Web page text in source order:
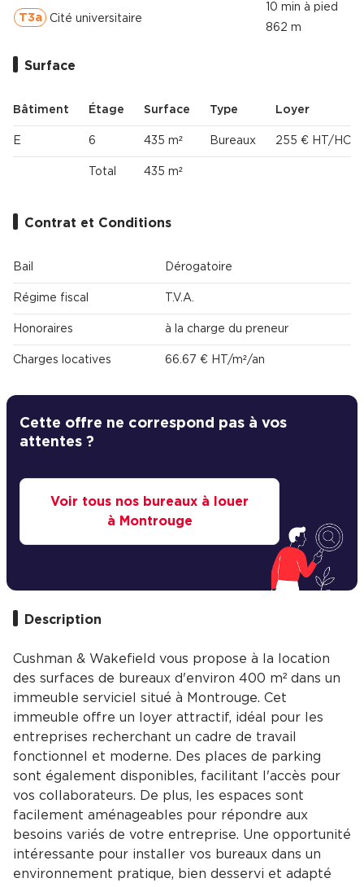
T3a Cité universitaire
10 min à pied
862 m
Surface
Bâtiment Étage Surface Type Loyer
E 6 435 m² Bureaux 255 € HT/HC/
Total 435 m²
Contrat et Conditions
Bail Dérogatoire
Régime fiscal T.V.A.
Honoraires à la charge du preneur
Charges locatives 66.67 € HT/m²/an
Cette offre ne correspond pas à vos
attentes ?
Voir tous nos bureaux à louer
à Montrouge
Description
Cushman & Wakefield vous propose à la location
des surfaces de bureaux d'environ 400 m² dans un
immeuble serviciel situé à Montrouge. Cet
immeuble offre un loyer attractif, idéal pour les
entreprises recherchant un cadre de travail
fonctionnel et moderne. Des places de parking
sont également disponibles, facilitant l'accès pour
vos collaborateurs. De plus, les espaces sont
facilement aménageables pour répondre aux
besoins variés de votre entreprise. Une opportunité
intéressante pour installer vos bureaux dans un
environnement pratique, bien desservi et adapté